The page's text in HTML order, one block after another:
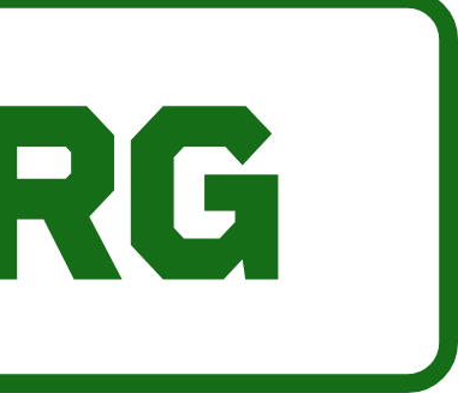
ausschließlich für medizinische Zwecke verwendet wird.